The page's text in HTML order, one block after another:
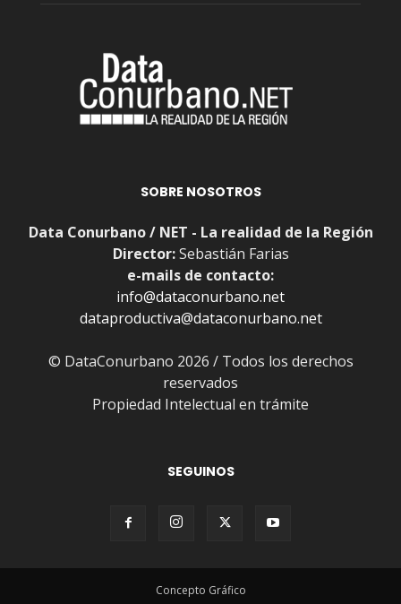
SOBRE NOSOTROS
Data Conurbano / NET - La realidad de la Región
Director:Sebastián Farias
e-mails de contacto:
info@dataconurbano.net
dataproductiva@dataconurbano.net
© DataConurbano 2026 / Todos los derechos
reservados
Propiedad Intelectual en trámite
SEGUINOS
Concepto Gráfico